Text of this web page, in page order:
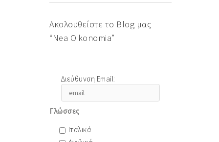
Ακολουθείστε το Blog μας
“Nea Oikonomia”
Διεύθυνση Email:
Γλώσσες
Ιταλικά